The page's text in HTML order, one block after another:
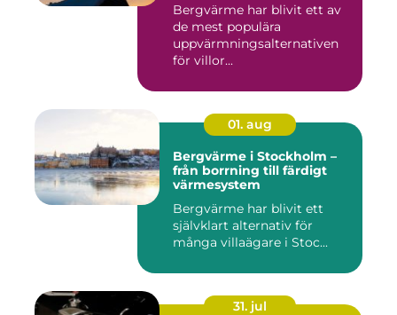
Bergvärme har blivit ett av
de mest populära
uppvärmningsalternativen
för villor...
01. aug
Bergvärme i Stockholm –
från borrning till färdigt
värmesystem
Bergvärme har blivit ett
självklart alternativ för
många villaägare i Stoc...
31. jul